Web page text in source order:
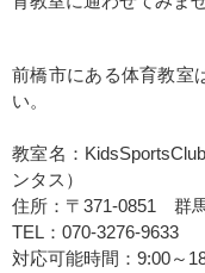
前橋市にある体育教室
い。
教室名：
ンタス）
住所：〒371-0851 群
TEL：070-3276-9633
対応可能時間：9:00～